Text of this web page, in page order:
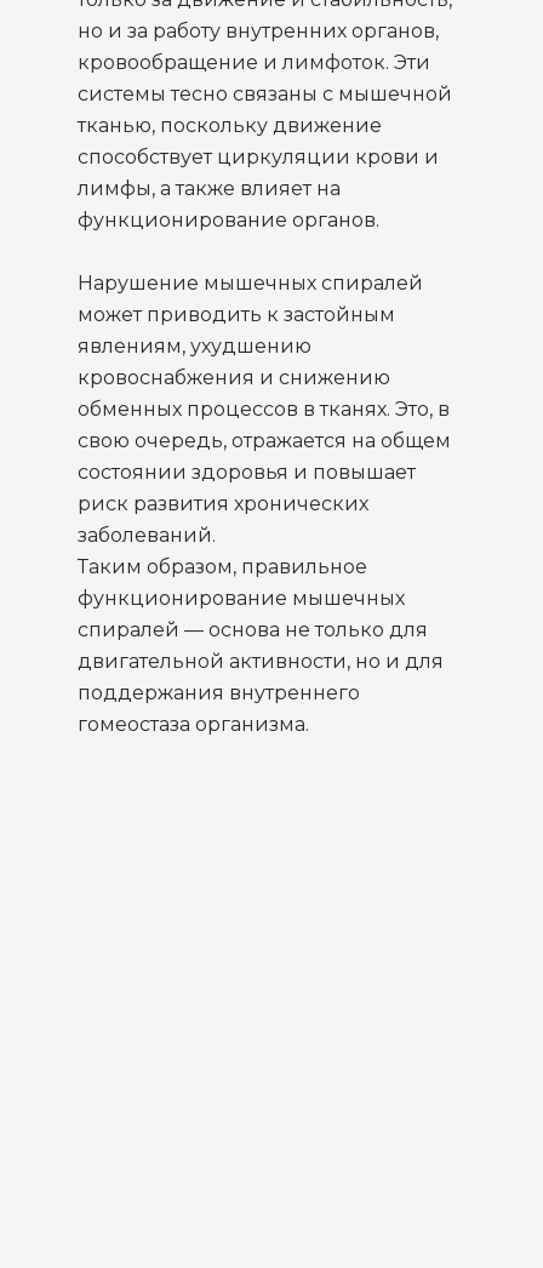
но и за работу внутренних органов,
кровообращение и лимфоток. Эти
системы тесно связаны с мышечной
тканью, поскольку движение
способствует циркуляции крови и
лимфы, а также влияет на
функционирование органов.
Нарушение мышечных спиралей
может приводить к застойным
явлениям, ухудшению
кровоснабжения и снижению
обменных процессов в тканях. Это, в
свою очередь, отражается на общем
состоянии здоровья и повышает
риск развития хронических
заболеваний.
Таким образом, правильное
функционирование мышечных
спиралей — основа не только для
двигательной активности, но и для
поддержания внутреннего
гомеостаза организма.